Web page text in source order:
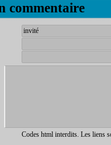
commentaire
Codes html interdits. Les liens